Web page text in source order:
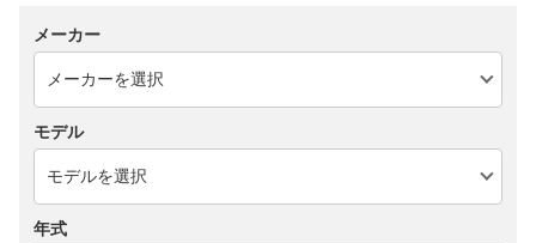
メーカー
モデル
年式